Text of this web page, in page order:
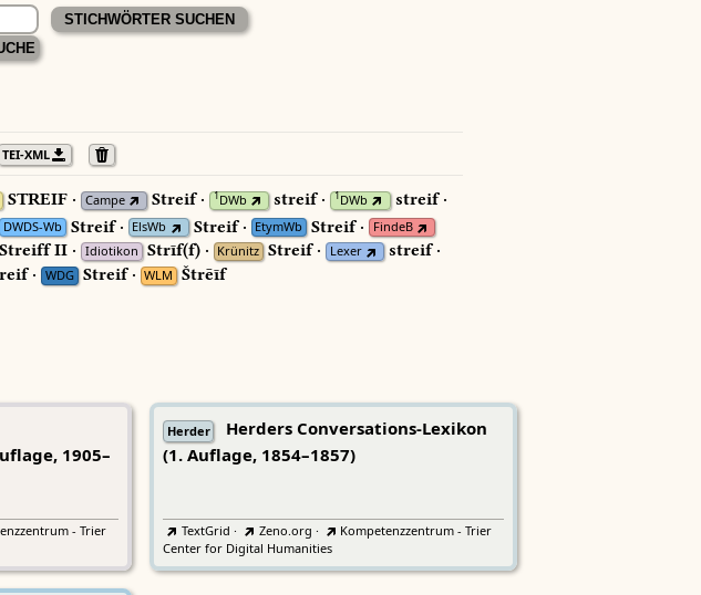
TEI-XML
STREIF · Campe Streif · 1DWb streif · 1DWb streif ·
DWDS-Wb Streif · ElsWb Streif · EtymWb Streif · FindeB
II · Idiotikon Strīf(f) · Krünitz Streif · Lexer streif ·
· WDG Streif · WLM Štrēīf
1905–
- Trier
Herder
Herders Conversations-Lexikon
(1. Auflage, 1854–1857)
TextGrid · Zeno.org ·
Kompetenzzentrum - Trier
Center for Digital Humanities